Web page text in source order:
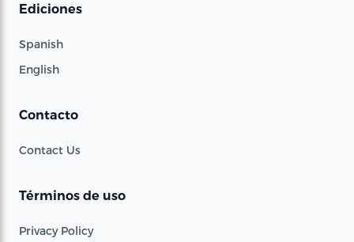
Ediciones
Spanish
English
Contacto
Contact Us
Términos de uso
Privacy Policy